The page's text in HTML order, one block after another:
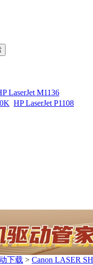
LaserJet M1136
HP LaserJet P1108
下载 > Canon LASER